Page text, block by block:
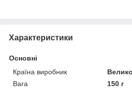
Характеристики
Основні
Країна виробник
Вага
150 г